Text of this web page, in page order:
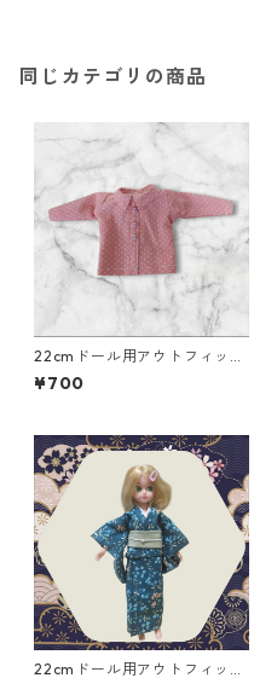
同じカテゴリの商品
22cmドール用アウトフィッ
ト 襟付き長そでシャツ ピ
ンク×ドット柄 カジュアル
¥700
22cmドール用アウトフィッ